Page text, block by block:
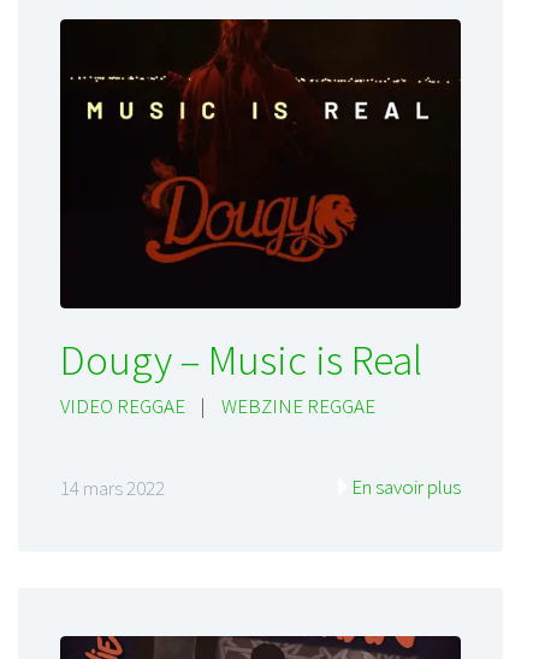
Dougy – Music is Real
VIDEO REGGAE | WEBZINE REGGAE
14 mars 2022 En savoir plus